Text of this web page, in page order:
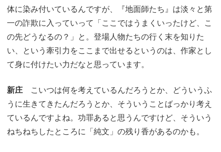
体に染み付いているんですが、『地面師たち』は淡々と第
一の詐欺に入っていって「ここではうまくいったけど、こ
の先どうなるの？」と。登場人物たちの行く末を知りた
い、という牽引力をここまで出せるというのは、作家とし
て身に付けたい力だなと思っています。
新庄 こいつは何を考えているんだろうとか、どういうふ
うに生きてきたんだろうとか、そういうことばっかり考え
ているんですよね。功罪あると思うんですけど、そういう
ねちねちしたところに「純文」の残り香があるのかも。